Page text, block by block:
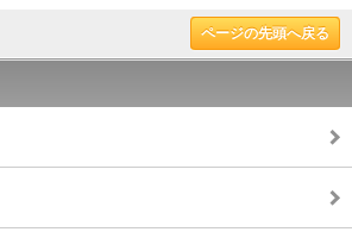
ページの先頭へ戻る